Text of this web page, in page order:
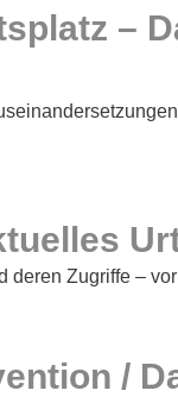
–
Zugriffe –
/